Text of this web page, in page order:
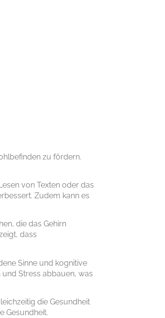
zu fördern.
von Texten oder das
Zudem kann es
die das Gehirn
dass
Sinne und kognitive
Stress abbauen, was
die Gesundheit
Gesundheit.